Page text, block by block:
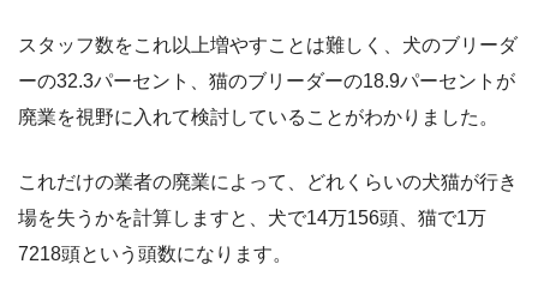
スタッフ数をこれ以上増やすことは難しく、犬のブリーダ
ーの32.3パーセント、猫のブリーダーの18.9パーセントが
廃業を視野に入れて検討していることがわかりました。
これだけの業者の廃業によって、どれくらいの犬猫が行き
場を失うかを計算しますと、犬で14万156頭、猫で1万
7218頭という頭数になります。